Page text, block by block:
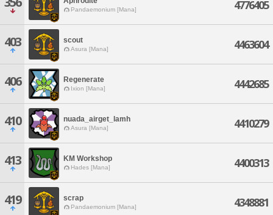
Pandaemonium [Mana] 4776405
403 scout
Asura [Mana] 4463604
406 Regenerate
Ixion [Mana] 4442685
410 nuada_airget_lamh
Asura [Mana] 4410279
413 KM Workshop
Hades [Mana] 4400313
419 scrap
Pandaemonium [Mana] 4348881